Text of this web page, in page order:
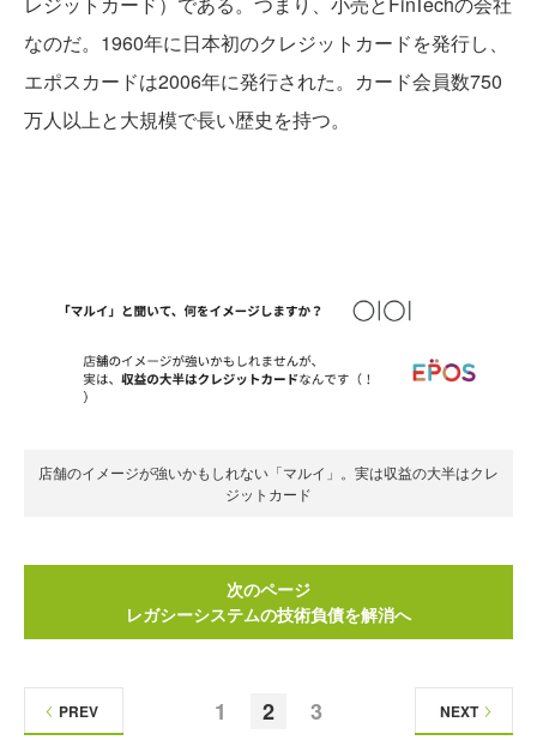
なのだ。1960年に日本初のクレジットカードを発行し、
エポスカードは2006年に発行された。カード会員数750
万人以上と大規模で長い歴史を持つ。
店舗のイメージが強いかもしれない「マルイ」。実は収益の大半はクレ
ジットカード
次のページ
レガシーシステムの技術負債を解消へ
1 2 3
PREV NEXT